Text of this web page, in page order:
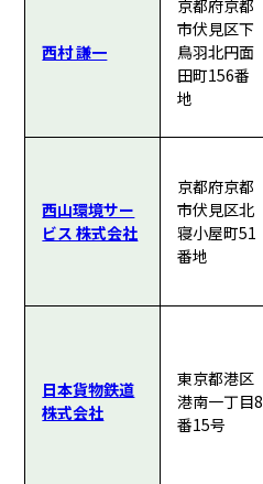
西村 謙一
京都府京都
市伏見区下
鳥羽北円面
田町156番
地
西山環境サー
ビス 株式会社
京都府京都
市伏見区北
寝小屋町51
番地
日本貨物鉄道
株式会社
東京都港区
港南一丁目8
番15号